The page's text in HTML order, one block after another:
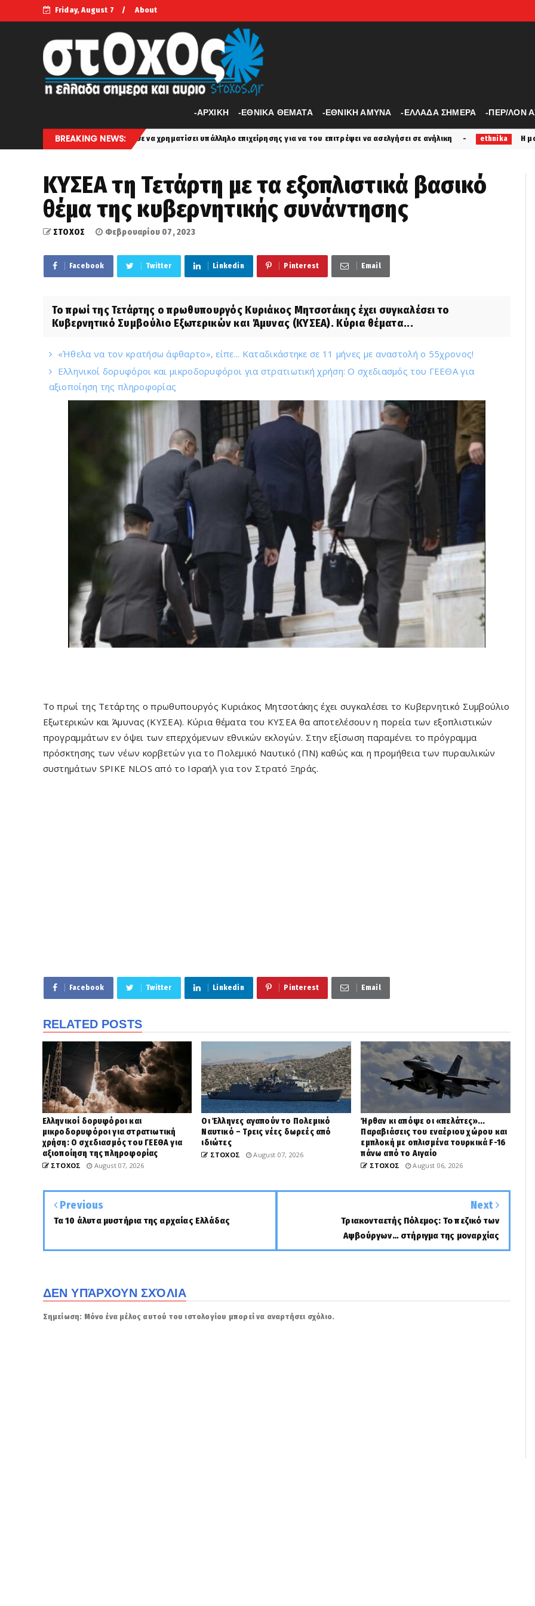
Friday, August 7 About
-APXIKH -ΕΘΝΙΚΑ ΘΕΜΑΤΑ -ΕΘΝΙΚΗ ΑΜΥΝΑ -ΕΛΛΑΔΑ ΣΗΜΕΡΑ -ΠΕΡ/ΛΟΝ
BREAKING NEWS:
επιχείρησε να χρηματίσει υπάλληλο επιχείρησης για να του επιτρέψει να ασελγήσει σε ανήλικη ethnika Η μαριονέτα της
ΚΥΣΕΑ τη Τετάρτη με τα εξοπλιστικά βασικό
θέμα της κυβερνητικής συνάντησης
ΣΤΟΧΟΣ Φεβρουαρίου 07, 2023
Facebook Twitter Linkedin Pinterest Email
Το πρωί της Τετάρτης ο πρωθυπουργός Κυριάκος Μητσοτάκης έχει συγκαλέσει το
Κυβερνητικό Συμβούλιο Εξωτερικών και Άμυνας (ΚΥΣΕΑ). Κύρια θέματα...
«Ήθελα να τον κρατήσω άφθαρτο», είπε... Καταδικάστηκε σε 11 μήνες με αναστολή ο 55χρονος!
Ελληνικοί δορυφόροι και μικροδορυφόροι για στρατιωτική χρήση: Ο σχεδιασμός του ΓΕΕΘΑ για
αξιοποίηση της πληροφορίας
Το πρωί της Τετάρτης ο πρωθυπουργός Κυριάκος Μητσοτάκης έχει συγκαλέσει το Κυβερνητικό Συμβούλιο
Εξωτερικών και Άμυνας (ΚΥΣΕΑ). Κύρια θέματα του ΚΥΣΕΑ θα αποτελέσουν η πορεία των εξοπλιστικών
προγραμμάτων εν όψει των επερχόμενων εθνικών εκλογών. Στην εξίσωση παραμένει το πρόγραμμα
πρόσκτησης των νέων κορβετών για το Πολεμικό Ναυτικό (ΠΝ) καθώς και η προμήθεια των πυραυλικών
συστημάτων SPIKE NLOS από το Ισραήλ για τον Στρατό Ξηράς.
Facebook Twitter Linkedin Pinterest Email
RELATED POSTS
Ελληνικοί δορυφόροι και
μικροδορυφόροι για στρατιωτική
χρήση: Ο σχεδιασμός του ΓΕΕΘΑ για
αξιοποίηση της πληροφορίας
ΣΤΟΧΟΣ August 07, 2026
Οι Έλληνες αγαπούν το Πολεμικό
Ναυτικό – Τρεις νέες δωρεές από
ιδιώτες
ΣΤΟΧΟΣ August 07, 2026
Ήρθαν κι απόψε οι «πελάτες»...
Παραβιάσεις του εναέριου χώρου και
εμπλοκή με οπλισμένα τουρκικά F-16
πάνω από το Αιγαίο
ΣΤΟΧΟΣ August 06, 2026
Previous
Τα 10 άλυτα μυστήρια της αρχαίας Ελλάδας
Next
Τριακονταετής Πόλεμος: Το πεζικό των
Αψβούργων… στήριγμα της μοναρχίας
ΔΕΝ ΥΠΆΡΧΟΥΝ ΣΧΌΛΙΑ
Σημείωση: Μόνο ένα μέλος αυτού του ιστολογίου μπορεί να αναρτήσει σχόλιο.